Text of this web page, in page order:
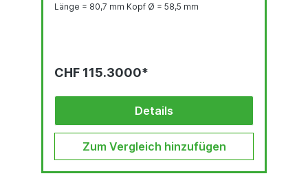
Länge = 80,7 mm Kopf Ø = 58,5 mm
CHF 115.3000*
Details
Zum Vergleich hinzufügen